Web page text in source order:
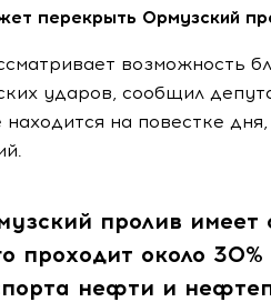
перекрыть Ормузский
возможность
ударов, сообщил
на повестке
пролив имеет
проходит около
нефти и